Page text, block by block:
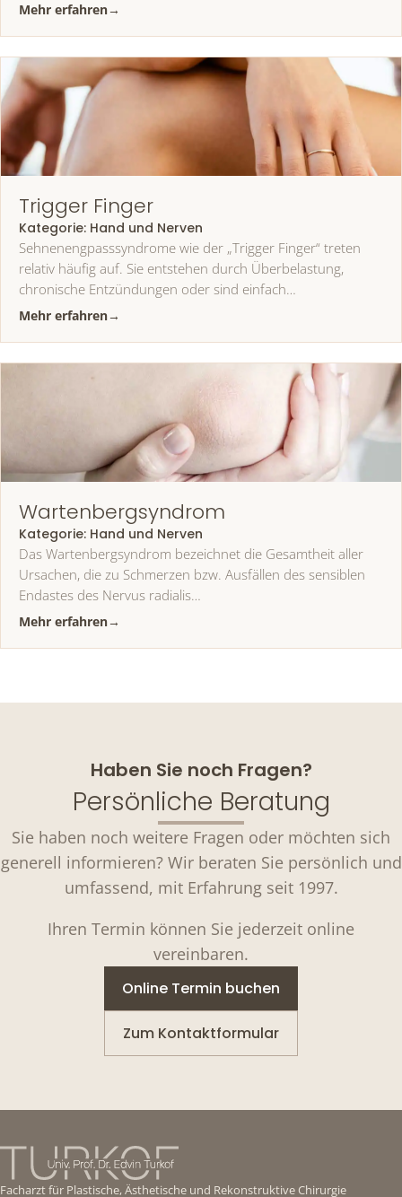
Mehr erfahren→
Trigger Finger
Kategorie: Hand und Nerven
Sehnenengpasssyndrome wie der „Trigger Finger“ treten
relativ häufig auf. Sie entstehen durch Überbelastung,
chronische Entzündungen oder sind einfach…
Mehr erfahren→
Wartenbergsyndrom
Kategorie: Hand und Nerven
Das Wartenbergsyndrom bezeichnet die Gesamtheit aller
Ursachen, die zu Schmerzen bzw. Ausfällen des sensiblen
Endastes des Nervus radialis…
Mehr erfahren→
Haben Sie noch Fragen?
Persönliche Beratung
Sie haben noch weitere Fragen oder möchten sich
generell informieren? Wir beraten Sie persönlich und
umfassend, mit Erfahrung seit 1997.
Ihren Termin können Sie jederzeit online
vereinbaren.
Online Termin buchen
Zum Kontaktformular
Facharzt für Plastische, Ästhetische und Rekonstruktive Chirurgie